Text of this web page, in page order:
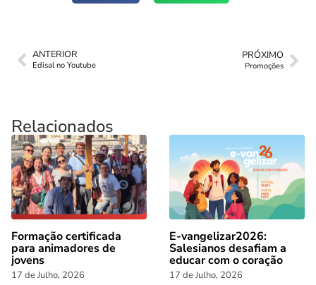
ANTERIOR
Edisal no Youtube
PRÓXIMO
Promoções
Relacionados
Formação certificada
para animadores de
jovens
17 de Julho, 2026
E-vangelizar2026:
Salesianos desafiam a
educar com o coração
17 de Julho, 2026